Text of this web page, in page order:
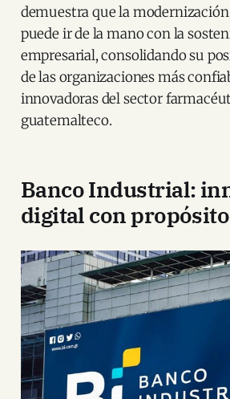
demuestra que la
puede ir de la mano con la
empresarial, consolidando su
de las organizaciones más
innovadoras del sector
guatemalteco.
Banco Industrial:
digital con